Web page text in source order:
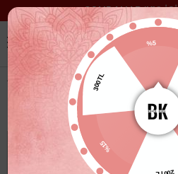
SONBAHAR/KIŞ İÇİN
%5
%15
300TL